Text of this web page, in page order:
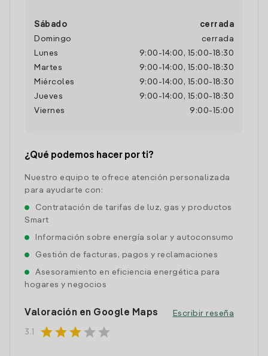
Sábado
cerrada
Domingo
cerrada
Lunes
9:00 - 14:00 , 15:00- 18:30
Martes
9:00 - 14:00 , 15:00- 18:30
Miércoles
9:00 - 14:00 , 15:00- 18:30
Jueves
9:00 - 14:00 , 15:00- 18:30
Viernes
9:00- 15:00
¿Qué podemos hacer por ti?
Nuestro equipo te ofrece atención personalizada
para ayudarte con:
Contratación de tarifas de luz, gas y productos
Smart
Información sobre energía solar y autoconsumo
Gestión de facturas, pagos y reclamaciones
Asesoramiento en eficiencia energética para
hogares y negocios
Valoración en Google Maps
3.1 starstarstar star star
Escribir reseña